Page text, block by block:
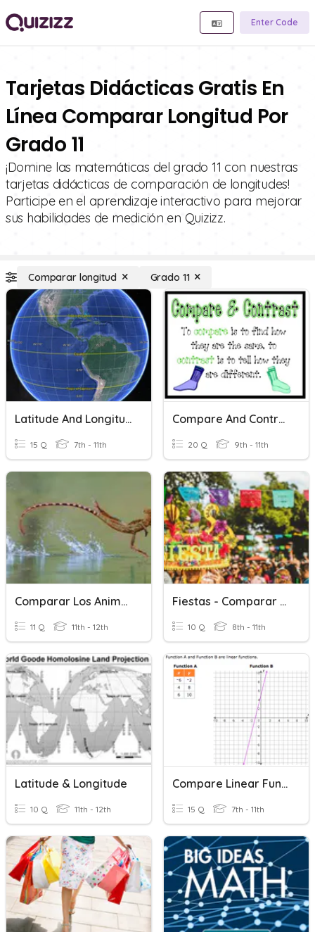
Enter Code
Tarjetas Didácticas Gratis En
Línea Comparar Longitud Por
Grado 11
¡Domine las matemáticas del grado 11 con nuestras
tarjetas didácticas de comparación de longitudes!
Participe en el aprendizaje interactivo para mejorar
sus habilidades de medición en Quizizz.
Comparar longitud Grado 11
Latitude And Longitude
15 Q 7th - 11th
Compare And Contrast
20 Q 9th - 11th
Comparar Los Animales
11 Q 11th - 12th
Fiestas - Comparar Y Contraste
10 Q 8th - 11th
Latitude & Longitude
10 Q 11th - 12th
Compare Linear Functions
15 Q 7th - 11th